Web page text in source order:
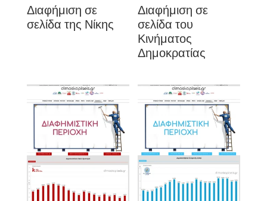
Διαφήμιση σε
σελίδα της Νίκης
Διαφήμιση σε
σελίδα του
Κινήματος
Δημοκρατίας